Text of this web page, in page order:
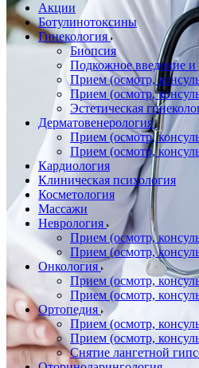
Акции
Ботулинотоксины
Гинекология
Биопсия
Подкожное введение и
Прием (осмотр,
Прием (осмотр,
Эстетическая
Дерматовенерология
Прием (осмотр,
Прием (осмотр,
Кардиология
Клиническая психология
Косметология
Массажи
Неврология
Прием (осмотр,
Прием (осмотр,
Онкология
Прием (осмотр,
Прием (осмотр,
Ортопедия
Прием (осмотр,
Прием (осмотр,
Снятие лангетной